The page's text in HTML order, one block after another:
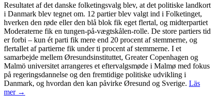
Resultatet af det danske folketingsvalg blev, at det politiske landkort
i Danmark blev tegnet om. 12 partier blev valgt ind i Folketinget,
hverken den røde eller den blå blok fik eget flertal, og midterpartiet
Moderaterne fik en tungen-på-vægtskålen-rolle. De store partiers tid
er forbi – kun ét parti fik mere end 20 procent af stemmerne, og
flertallet af partierne fik under ti procent af stemmerne. I et
samarbejde mellem Øresundsinstituttet, Greater Copenhagen og
Malmö universitet arrangeres et eftervalgsmøde i Malmø med fokus
på regeringsdannelse og den fremtidige politiske udvikling i
Danmark, og hvordan den kan påvirke Øresund og Sverige. Läs
mer →